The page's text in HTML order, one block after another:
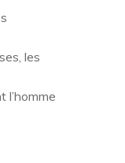
les
l’homme